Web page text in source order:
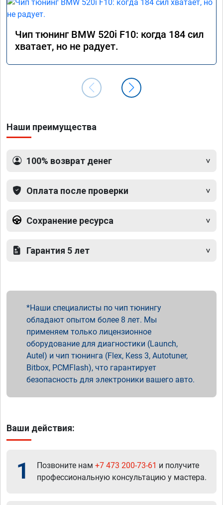
Чип тюнинг BMW 520i F10: когда 184 сил
хватает, но не радует.
Наши преимущества
100% возврат денег
Оплата после проверки
Сохранение ресурса
Гарантия 5 лет
Наши специалисты по чип тюнингу
обладают опытом более 8 лет. Мы
применяем только лицензионное
оборудование для диагностики (Launch,
Autel) и чип тюнинга (Flex, Kess 3, Autotuner,
Bitbox, PCMFlash), что гарантирует
безопасность для электроники вашего авто.
Ваши действия:
1 Позвоните нам +7 473 200-73-61 и получите
профессиональную консультацию у мастера.